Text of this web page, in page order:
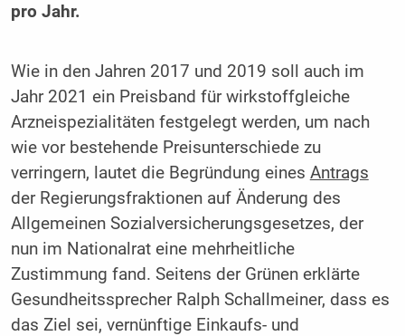
pro Jahr.
Wie in den Jahren 2017 und 2019 soll auch im
Jahr 2021 ein Preisband für wirkstoffgleiche
Arzneispezialitäten festgelegt werden, um nach
wie vor bestehende Preisunterschiede zu
verringern, lautet die Begründung eines Antrags
der Regierungsfraktionen auf Änderung des
Allgemeinen Sozialversicherungsgesetzes, der
nun im Nationalrat eine mehrheitliche
Zustimmung fand. Seitens der Grünen erklärte
Gesundheitssprecher Ralph Schallmeiner, dass es
das Ziel sei, vernünftige Einkaufs- und